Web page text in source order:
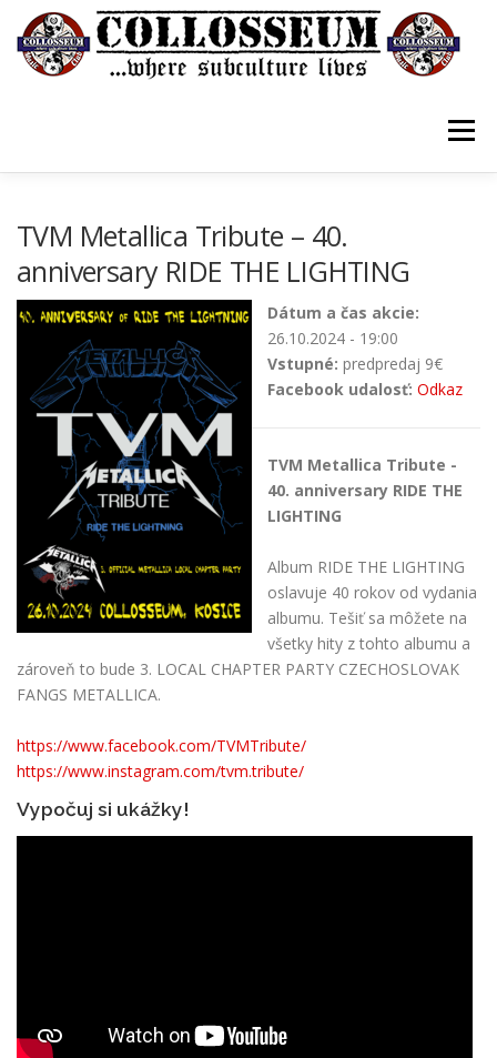
Prejsť
obsah
Menu
KONTAKTY GUESTBOOK
TVM Metallica Tribute – 40.
anniversary RIDE THE LIGHTING
Dátum a čas akcie:
26.10.2024 - 19:00
Vstupné: predpredaj 9€
Facebook udalosť: Odkaz
TVM Metallica Tribute -
40. anniversary RIDE THE
LIGHTING
Album RIDE THE LIGHTING
oslavuje 40 rokov od vydania
albumu. Tešiť sa môžete na
všetky hity z tohto albumu a
zároveň to bude 3. LOCAL CHAPTER PARTY CZECHOSLOVAK
FANGS METALLICA.
https://www.facebook.com/TVMTribute/
https://www.instagram.com/tvm.tribute/
Vypočuj si ukážky!